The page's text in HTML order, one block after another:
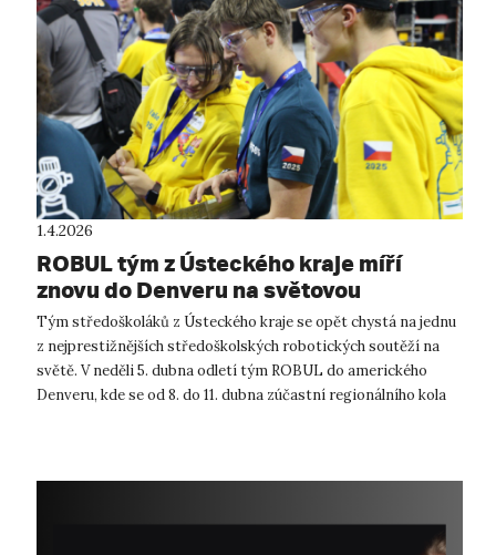
1.4.2026
ROBUL tým z Ústeckého kraje míří
znovu do Denveru na světovou
robotickou soutěž
Tým středoškoláků z Ústeckého kraje se opět chystá na jednu
z nejprestižnějších středoškolských robotických soutěží na
světě. V neděli 5. dubna odletí tým ROBUL do amerického
Denveru, kde se od 8. do 11. dubna zúčastní regionálního kola